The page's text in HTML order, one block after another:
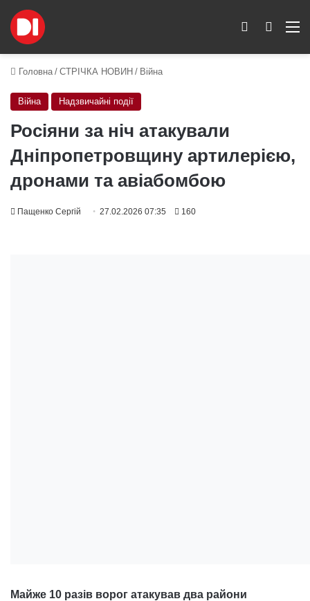
Пошук
Switch skin
Головна / СТРІЧКА НОВИН / Війна
Війна Надзвичайні події
Росіяни за ніч атакували
Дніпропетровщину артилерією,
дронами та авіабомбою
Пащенко Сергій 27.02.2026 07:35 160
Майже 10 разів ворог атакував два райони